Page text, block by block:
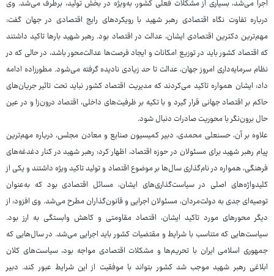
اجرا می‌شد، بسیاری از مشکلات فعلی کشور، به‌ویژه در بخش تولید، برطرف می‌شد. وی
درباره تفاوت نگاه اقتصادی رهبر شهید با رویکردهای رایج اقتصادی در جهان گفت:
مهم‌ترین دکترین اقتصادی ایشان، عدالت در اقتصاد بود. رهبر شهید بارها تاکید داشتند
که اقتصاد کشور باید در توزیع امکانات و ایجاد فرصت‌ها عدالت‌محور باشد، در حالی که در
نظام سرمایه‌داری امروز جهان، عدالت تا حد زیادی نادیده گرفته می‌شود. مطورزاده ادامه
داد: ایشان همواره تاکید می‌کردند که مدیریت اقتصاد کشور نباید تحت تاثیر جریان‌های
حاکم بر اقتصاد جهانی قرار گیرد و با تکیه بر ظرفیت‌های داخلی، اقتصاد درون‌زا و در عین
حال برون‌نگر با محوریت صادرات دنبال شود.
علاوه بر آن، حسنعلی محمدی، دبیر کمیسیون صنایع و معادن مجلس، درباره مهم‌ترین
پیام رهبر شهید برای مسئولان در حوزه اقتصاد، اظهار کرد: رهبر شهید در کنار دغدغه‌های
فرهنگی، همواره در نام‌گذاری سال‌ها بر موضوع اقتصاد و تولید تاکید ویژه داشتند و یکی از
کلیدواژه‌های اصلی در سیاست‌گذاری‌های ایشان، مسائل اقتصادی بود که به‌عنوان
توصیه‌ای جدی به دولت‌مردان، مسئولان اجرایی و قانون‌گذاران مطرح می‌شد. وی افزود: از
دیگر محورهای مورد تاکید ایشان، اقتصاد مقاومتی و کاهش وابستگی به ارز بود.
سیاست‌هایی که متناسب با شرایط و مقتضیات کشور باید اجرایی می‌شد. در سال‌هایی که
جمهوری اسلامی ایران با تحریم‌ها و مشکلات اقتصادی مواجه بود، سیاست‌های کلان
ابلاغی رهبر شهید موجب شد کشور بتواند با موفقیت از این شرایط عبور کند. دبیر